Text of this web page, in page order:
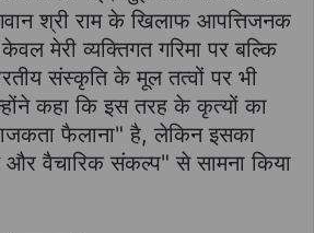
श्री राम के खिलाफ आपत्तिजनक
मेरी व्यक्तिगत गरिमा पर बल्कि
संस्कृति के मूल तत्वों पर भी
कहा कि इस तरह के कृत्यों का
फैलाना" है, लेकिन इसका
वैचारिक संकल्प" से सामना किया